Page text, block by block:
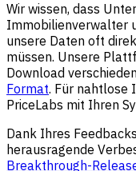
Wir wissen, dass
Immobilienverwalter
unsere Daten oft
müssen. Unsere
Download
Format. Für nahtlose
PriceLabs mit Ihren
Dank Ihres
herausragende
Breakthrough-